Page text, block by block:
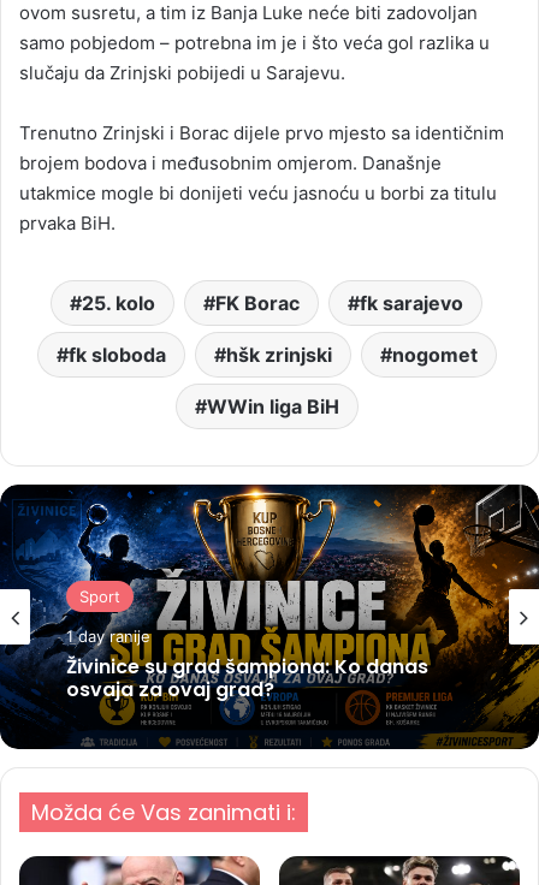
ovom susretu, a tim iz Banja Luke neće biti zadovoljan
samo pobjedom – potrebna im je i što veća gol razlika u
slučaju da Zrinjski pobijedi u Sarajevu.
Trenutno Zrinjski i Borac dijele prvo mjesto sa identičnim
brojem bodova i međusobnim omjerom. Današnje
utakmice mogle bi donijeti veću jasnoću u borbi za titulu
prvaka BiH.
25. kolo FK Borac fk sarajevo
fk sloboda hšk zrinjski nogomet
WWin liga BiH
Sport
1 day ranije
Živinice su grad šampiona: Ko danas
osvaja za ovaj grad?
Možda će Vas zanimati i: